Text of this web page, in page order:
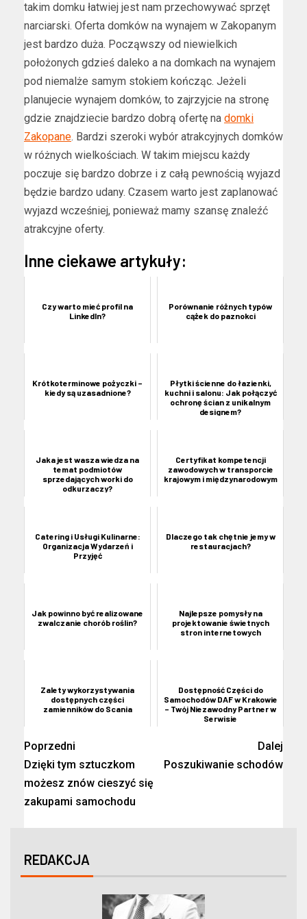
takim domku łatwiej jest nam przechowywać sprzęt
narciarski. Oferta domków na wynajem w Zakopanym
jest bardzo duża. Począwszy od niewielkich
położonych gdzieś daleko a na domkach na wynajem
pod niemalże samym stokiem kończąc. Jeżeli
planujecie wynajem domków, to zajrzyjcie na stronę
gdzie znajdziecie bardzo dobrą ofertę na domki
Zakopane. Bardzi szeroki wybór atrakcyjnych domków
w różnych wielkościach. W takim miejscu każdy
poczuje się bardzo dobrze i z całą pewnością wyjazd
będzie bardzo udany. Czasem warto jest zaplanować
wyjazd wcześniej, ponieważ mamy szansę znaleźć
atrakcyjne oferty.
Inne ciekawe artykuły:
Czy warto mieć profil na
LinkedIn?
Porównanie różnych typów
cążek do paznokci
Krótkoterminowe pożyczki –
kiedy są uzasadnione?
Płytki ścienne do łazienki,
kuchni i salonu: Jak połączyć
ochronę ścian z unikalnym
designem?
Jaka jest wasza wiedza na
temat podmiotów
sprzedających worki do
odkurzaczy?
Certyfikat kompetencji
zawodowych w transporcie
krajowym i międzynarodowym
Catering i Usługi Kulinarne:
Organizacja Wydarzeń i
Przyjęć
Dlaczego tak chętnie jemy w
restauracjach?
Jak powinno być realizowane
zwalczanie chorób roślin?
Najlepsze pomysły na
projektowanie świetnych
stron internetowych
Zalety wykorzystywania
dostępnych części
zamienników do Scania
Dostępność Części do
Samochodów DAF w Krakowie
– Twój Niezawodny Partner w
Serwisie
Poprzedni
Dzięki tym sztuczkom
możesz znów cieszyć się
zakupami samochodu
Dalej
Poszukiwanie schodów
REDAKCJA